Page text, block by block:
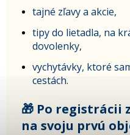
tajné zľavy a akcie,
tipy do lietadla, na
dovolenky,
vychytávky, ktoré
cestách.
🎁 Po registrácii
na svoju prvú